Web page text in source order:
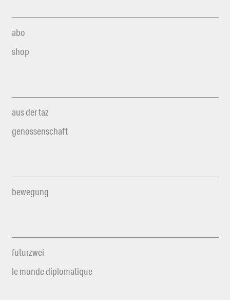
abo
shop
aus der taz
genossenschaft
bewegung
futurzwei
le monde diplomatique